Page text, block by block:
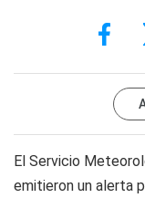
El Servicio
emitieron un alerta